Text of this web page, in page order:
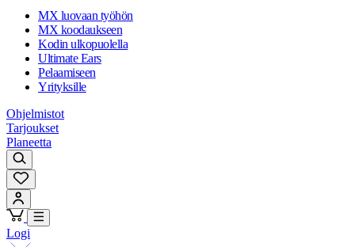
MX luovaan työhön
MX koodaukseen
Kodin ulkopuolella
Ultimate Ears
Pelaamiseen
Yrityksille
Ohjelmistot
Tarjoukset
Planeetta
Logi